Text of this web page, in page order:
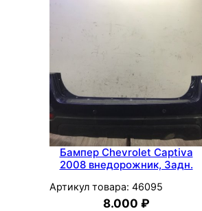
Бампер Chevrolet Captiva
2008 внедорожник, Задн.
Артикул товара: 46095
8.000 ₽